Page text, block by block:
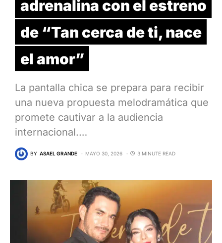
adrenalina con el estreno
de “Tan cerca de ti, nace
el amor”
La pantalla chica se prepara para recibir
una nueva propuesta melodramática que
promete cautivar a la audiencia
internacional.…
BY ASAEL GRANDE MAYO 30, 2026 3 MINUTE READ